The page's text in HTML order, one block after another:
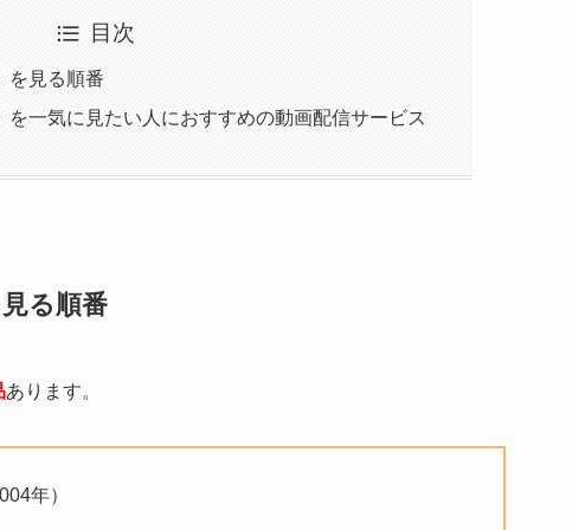
目次
を見る順番
を一気に見たい人におすすめの動画配信サービス
る順番
あります。
年）